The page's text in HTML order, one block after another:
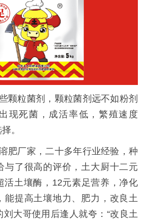
颗粒菌剂，颗粒菌剂远不如粉剂
现死菌，成活率低，繁殖速度
。
肥厂家，二十多年行业经验，种
与了很高的评价，土大厨十二元
活土壤酶，12元素足营养，净化
能提高土壤地力、肥力，改良土
大哥使用后逢人就夸： “改良土